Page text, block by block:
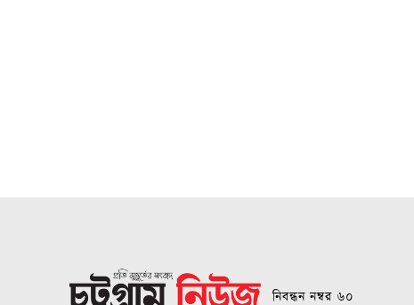
নিবন্ধন নম্বর ৬০